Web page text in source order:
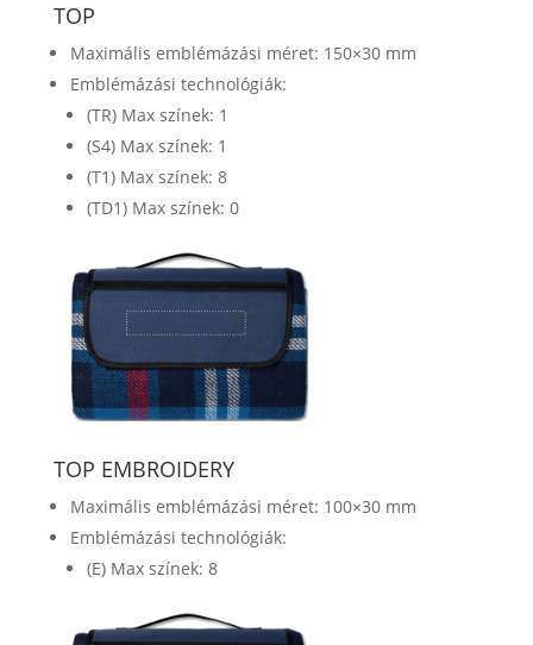
TOP
Maximális emblémázási méret: 150×30 mm
Emblémázási technológiák:
(TR) Max színek: 1
(S4) Max színek: 1
(T1) Max színek: 8
(TD1) Max színek: 0
TOP EMBROIDERY
Maximális emblémázási méret: 100×30 mm
Emblémázási technológiák:
(E) Max színek: 8